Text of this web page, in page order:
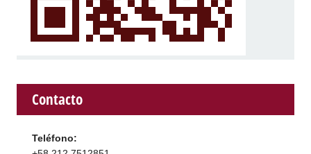
Contacto
Teléfono: